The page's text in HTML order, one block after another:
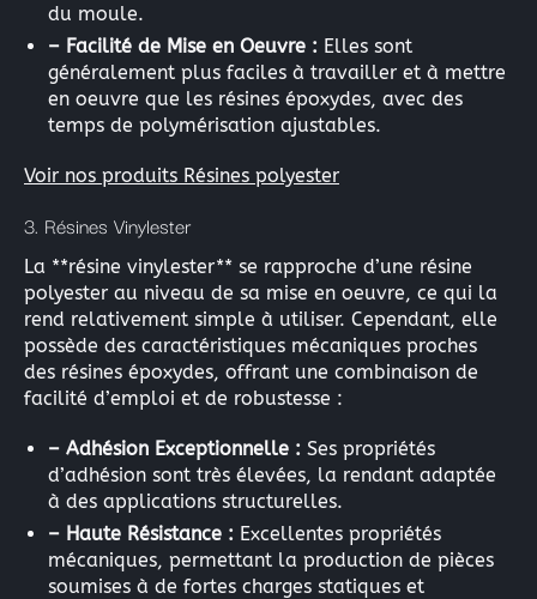
du moule.
– Facilité de Mise en Oeuvre : Elles sont
généralement plus faciles à travailler et à mettre
en oeuvre que les résines époxydes, avec des
temps de polymérisation ajustables.
Voir nos produits Résines polyester
3. Résines Vinylester
La **résine vinylester** se rapproche d’une résine
polyester au niveau de sa mise en oeuvre, ce qui la
rend relativement simple à utiliser. Cependant, elle
possède des caractéristiques mécaniques proches
des résines époxydes, offrant une combinaison de
facilité d’emploi et de robustesse :
– Adhésion Exceptionnelle : Ses propriétés
d’adhésion sont très élevées, la rendant adaptée
à des applications structurelles.
– Haute Résistance : Excellentes propriétés
mécaniques, permettant la production de pièces
soumises à de fortes charges statiques et